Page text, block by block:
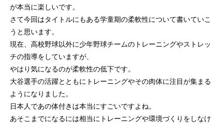
が本当に楽しいです。
さて今回はタイトルにもある学童期の柔軟性について書いていこ
うと思います。
現在、高校野球以外に少年野球チームのトレーニングやストレッ
チの指導をしていますが、
やはり気になるのが柔軟性の低下です。
大谷選手の活躍とともにトレーニングやその肉体に注目が集まる
ようになりました。
日本人であの体付きは本当にすごいですよね。
あそこまでになるには相当にトレーニングや環境づくりをしなけ